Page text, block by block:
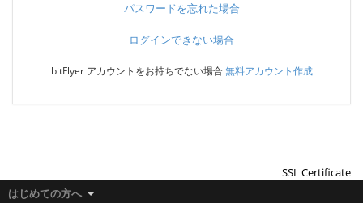
パスワードを忘れた場合
ログインできない場合
bitFlyer アカウントをお持ちでない場合 無料アカウント作成
SSL Certificate
はじめての方へ